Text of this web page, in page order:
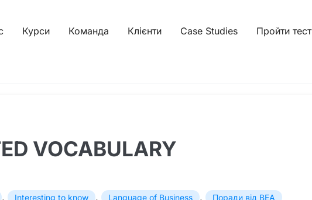
Курси Команда Клієнти Case Studies Пройти тест
VOCABULARY
, Interesting to know , Language of Business , Поради від BEA